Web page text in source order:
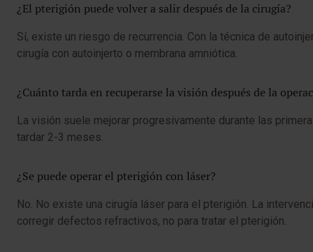
¿El pterigión puede volver a salir después de la cirugía?
Sí, existe un riesgo de recurrencia. Con la técnica de
cirugía con autoinjerto o membrana amniótica.
¿Cuánto tarda en recuperarse la visión después de la
La visión suele mejorar progresivamente durante las
tardar 2-3 meses.
¿Se puede operar el pterigión con láser?
No. No existe una cirugía láser para el pterigión. La
corregir defectos refractivos, no para tratar el pterigión.